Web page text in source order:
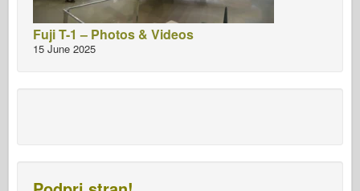
Fuji T-1 – Photos & Videos
15 June 2025